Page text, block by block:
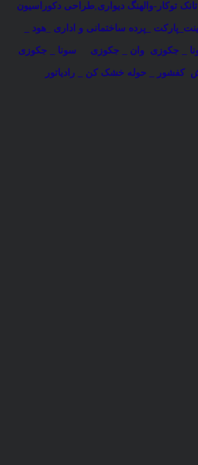
توکار-والهنگ دیواری,طراحی دکوراسیون
_پرده ساختمانی و اداری _هود _
_ جکوزی وان _ جکوزی سونا _ جکوزی
کفشور _ حوله خشک کن _ رادیاتور